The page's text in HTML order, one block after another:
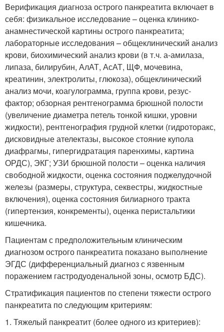
Верификация диагноза острого панкреатита включает в
себя: физикальное исследование – оценка клинико-
анамнестической картины острого панкреатита;
лабораторные исследования – общеклинический анализ
крови, биохимический анализ крови (в т.ч. а-амилаза,
липаза, билирубин, АлАТ, АсАТ, ЩФ, мочевина,
креатинин, электролиты, глюкоза), общеклинический
анализ мочи, коагулограмма, группа крови, резус-
фактор; обзорная рентгенограмма брюшной полости
(увеличение диаметра петель тонкой кишки, уровни
жидкости), рентгенография грудной клетки (гидроторакс,
дисковидные ателектазы, высокое стояние купола
диафрагмы, гипергидратация паренхимы, картина
ОРДС), ЭКГ; УЗИ брюшной полости – оценка наличия
свободной жидкости, оценка состояния поджелудочной
железы (размеры, структура, секвестры, жидкостные
включения), оценка состояния билиарного тракта
(гипертензия, конкременты), оценка перистальтики
кишечника.
Пациентам с предположительным клиническим
диагнозом острого панкреатита показано выполнение
ЭГДС (дифференциальный диагноз с язвенным
поражением гастродуоденальной зоны, осмотр БДС).
Стратификация пациентов по степени тяжести острого
панкреатита по следующим критериям:
1. Тяжелый панкреатит (более одного из критериев):